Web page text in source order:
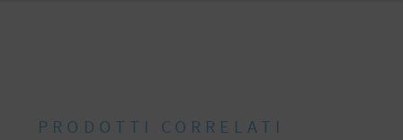
PRODOTTI CORRELATI